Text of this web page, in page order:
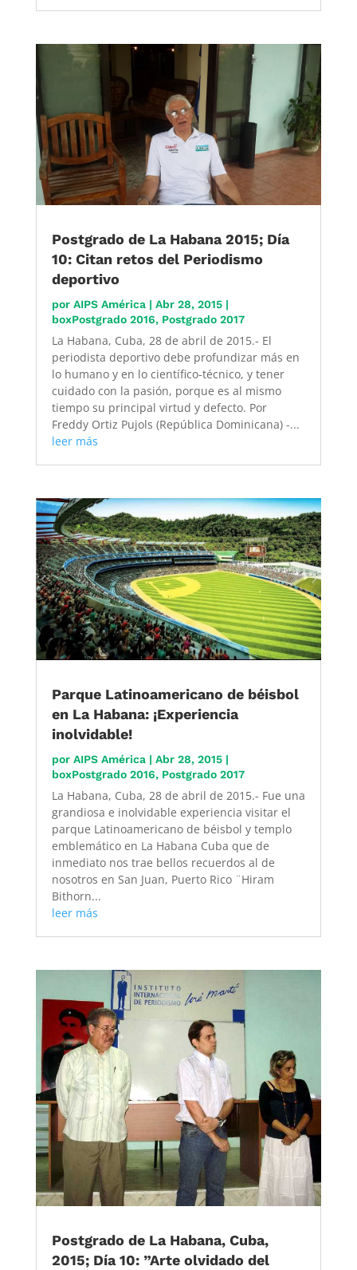
Postgrado de La Habana 2015; Día
10: Citan retos del Periodismo
deportivo
por AIPS América| Abr 28, 2015|
boxPostgrado 2016, Postgrado 2017
La Habana, Cuba, 28 de abril de 2015.- El
periodista deportivo debe profundizar más en
lo humano y en lo científico-técnico, y tener
cuidado con la pasión, porque es al mismo
tiempo su principal virtud y defecto. Por
Freddy Ortiz Pujols (República Dominicana) -...
leer más
Parque Latinoamericano de béisbol
en La Habana: ¡Experiencia
inolvidable!
por AIPS América| Abr 28, 2015|
boxPostgrado 2016, Postgrado 2017
La Habana, Cuba, 28 de abril de 2015.- Fue una
grandiosa e inolvidable experiencia visitar el
parque Latinoamericano de béisbol y templo
emblemático en La Habana Cuba que de
inmediato nos trae bellos recuerdos al de
nosotros en San Juan, Puerto Rico ¨Hiram
Bithorn...
leer más
Postgrado de La Habana, Cuba,
2015; Día 10: ”Arte olvidado del